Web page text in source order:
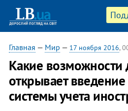
Главная — Мир — 17 ноября 2016,
Какие возможности
открывает
системы учета